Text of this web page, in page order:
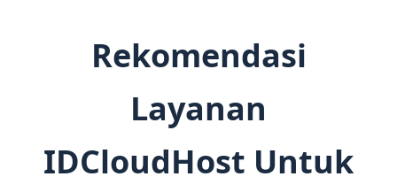
Rekomendasi
Layanan
IDCloudHost Untuk